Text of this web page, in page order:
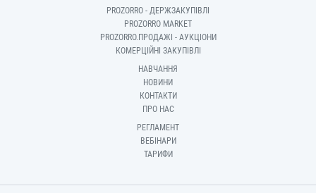
PROZORRO - ДЕРЖЗАКУПІВЛІ
PROZORRO MARKET
PROZORRO.ПРОДАЖІ - АУКЦІОНИ
КОМЕРЦІЙНІ ЗАКУПІВЛІ
НАВЧАННЯ
НОВИНИ
КОНТАКТИ
ПРО НАС
РЕГЛАМЕНТ
ВЕБІНАРИ
ТАРИФИ